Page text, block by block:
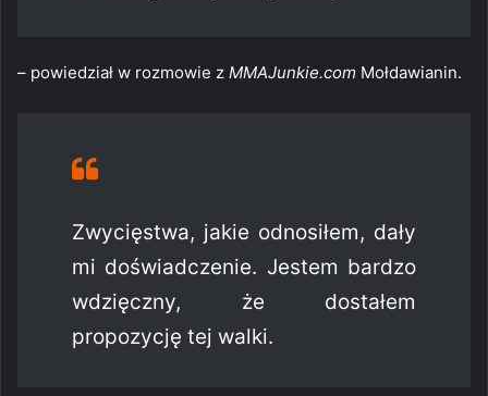
– powiedział w rozmowie z MMAJunkie.com Mołdawianin.
Zwycięstwa, jakie odnosiłem, dały
mi doświadczenie. Jestem bardzo
wdzięczny, że dostałem
propozycję tej walki.